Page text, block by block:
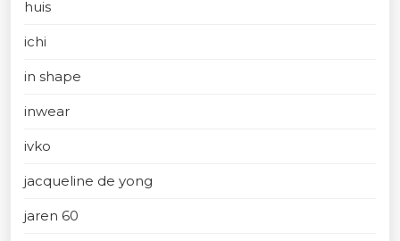
huis
ichi
in shape
inwear
ivko
jacqueline de yong
jaren 60